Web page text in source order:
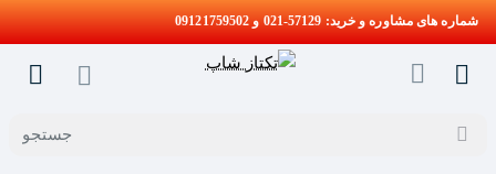
شماره های مشاوره و خرید: 57129-021 و 09121759502
جستجو